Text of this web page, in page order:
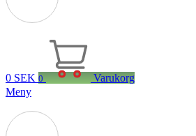
0 SEK 0
Varukorg
Meny